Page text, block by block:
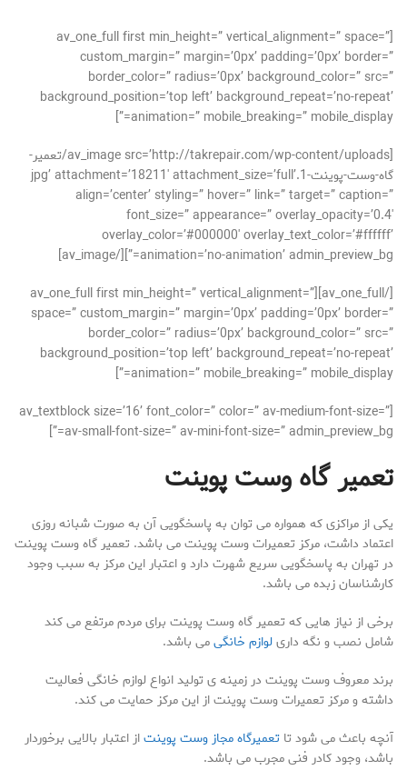
[av_one_full first min_height=” vertical_alignment=” space=”
custom_margin=” margin=’0px’ padding=’0px’ border=”
border_color=” radius=’0px’ background_color=” src=”
background_position=’top left’ background_repeat=’no-repeat’
animation=” mobile_breaking=” mobile_display=”]
[av_image src=’http://takrepair.com/wp-content/uploads/تعمیر-
گاه-وست-پوینت-1.jpg’ attachment=’18211′ attachment_size=’full’
align=’center’ styling=” hover=” link=” target=” caption=”
font_size=” appearance=” overlay_opacity=’0.4′
overlay_color=’#000000′ overlay_text_color=’#ffffff’
animation=’no-animation’ admin_preview_bg=”][/av_image]
[/av_one_full][av_one_full first min_height=” vertical_alignment=”
space=” custom_margin=” margin=’0px’ padding=’0px’ border=”
border_color=” radius=’0px’ background_color=” src=”
background_position=’top left’ background_repeat=’no-repeat’
animation=” mobile_breaking=” mobile_display=”]
[av_textblock size=’16’ font_color=” color=” av-medium-font-size=”
av-small-font-size=” av-mini-font-size=” admin_preview_bg=”]
تعمیر گاه وست پوینت
یکی از مراکزی که همواره می توان به پاسخگویی آن به صورت شبانه روزی
اعتماد داشت، مرکز تعمیرات وست پوینت می باشد. تعمیر گاه وست پوینت
در تهران به پاسخگویی سریع شهرت دارد و اعتبار این مرکز به سبب وجود
کارشناسان زبده می باشد.
برخی از نیاز هایی که تعمیر گاه وست پوینت برای مردم مرتفع می کند
شامل نصب و نگه داریلوازم خانگیمی باشد.
برند معروف وست پوینت در زمینه ی تولید انواع لوازم خانگی فعالیت
داشته و مرکز تعمیرات وست پوینت از این مرکز حمایت می کند.
آنچه باعث می شود تا تعمیرگاه مجاز وست پوینتاز اعتبار بالایی برخوردار
باشد، وجود کادر فنی مجرب می باشد.